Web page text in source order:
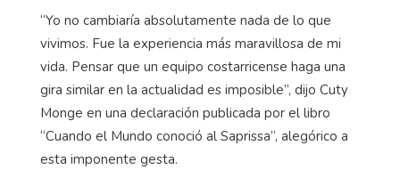
“Yo no cambiaría absolutamente nada de lo que
vivimos. Fue la experiencia más maravillosa de mi
vida. Pensar que un equipo costarricense haga una
gira similar en la actualidad es imposible”, dijo Cuty
Monge en una declaración publicada por el libro
“Cuando el Mundo conoció al Saprissa”, alegórico a
esta imponente gesta.